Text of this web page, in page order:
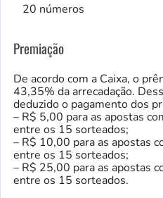
20 números
Premiação
De acordo com a Caixa, o
43,35% da arrecadação.
deduzido o pagamento dos
– R$ 5,00 para as apostas
entre os 15 sorteados;
– R$ 10,00 para as apostas
entre os 15 sorteados;
– R$ 25,00 para as apostas
entre os 15 sorteados.